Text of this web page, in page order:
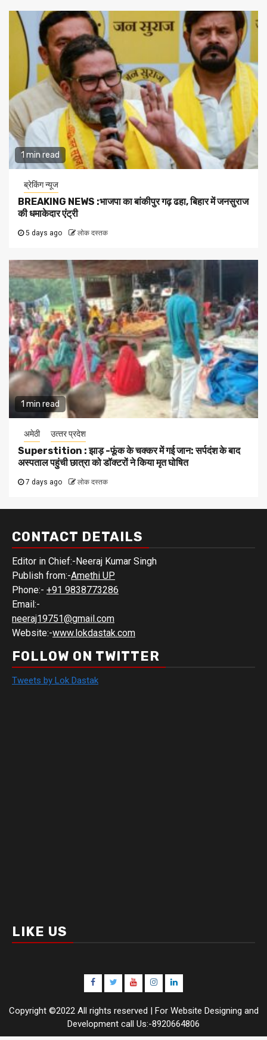
1 min read
ब्रेकिंग न्यूज
BREAKING NEWS :भाजपा का बांकीपुर गढ़ ढहा, बिहार में जनसुराज
की धमाकेदार एंट्री
5 days ago लोक दस्तक
1 min read
अमेठी उत्‍तर प्रदेश
Superstition : झाड़ -फूंक के चक्कर में गई जान: सर्पदंश के बाद
अस्पताल पहुंची छात्रा को डॉक्टरों ने किया मृत घोषित
7 days ago लोक दस्तक
CONTACT DETAILS
Editor in Chief:-Neeraj Kumar Singh
Publish from:-Amethi UP
Phone:- +91 9838773286
Email:-
neeraj19751@gmail.com
Website:-www.lokdastak.com
FOLLOW ON TWITTER
Tweets by Lok Dastak
LIKE US
Facebook
TwitterYoutubeInstagramLinkedIn
Copyright ©2022 All rights reserved | For Website Designing and
Development call Us:-8920664806